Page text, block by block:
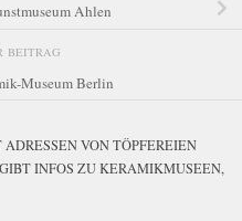
Ahlen
BEITRAG
Museum Berlin
VON TÖPFEREIEN
INFOS ZU KERAMIKMUSEEN,